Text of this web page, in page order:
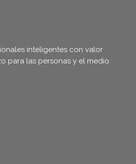
inteligentes con valor
para las personas y el medio